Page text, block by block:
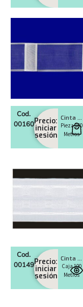
Cod.
0016022Precio:
iniciar
sesión
Cinta Presilla Oculta 100/45
Pieza 100
Metros
Cod.
0014951Precio:
iniciar
sesión
Cinta cortina automática 65
Caja 100
Metros